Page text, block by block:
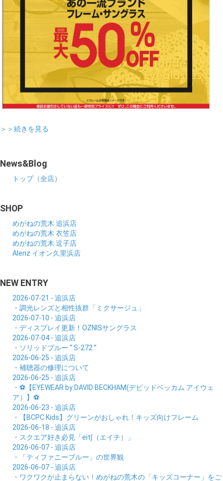
＞＞続きを見る
News&Blog
トップ（全店）
SHOP
めがねの荒木 追浜店
めがねの荒木 衣笠店
めがねの荒木 逗子店
Alenz イオン久里浜店
NEW ENTRY
2026-07-21 - 追浜店
・調光レンズと相性抜群「ミクサージュ」
2026-07-10 - 追浜店
・ディスプレイ更新！OZNISサングラス
2026-07-04 - 追浜店
・ソリッドブルー “ S-272 ”
2026-06-25 - 追浜店
・補聴器の修理について
2026-06-25 - 追浜店
・⚽【EYEWEAR by DAVID BECKHAM(デビッドベッカム アイウェ
ア）】⚽
2026-06-23 - 追浜店
・【BCPC Kids】グリーンがおしゃれ！キッズ向けフレーム
2026-06-18 - 追浜店
・スクエア好き必見「eit∫（エイチ）」
2026-06-07 - 追浜店
・「ティファニーブルー」の世界観
2026-06-07 - 追浜店
・ワクワクが止まらない！めがねの荒木の「キッズコーナー」をご